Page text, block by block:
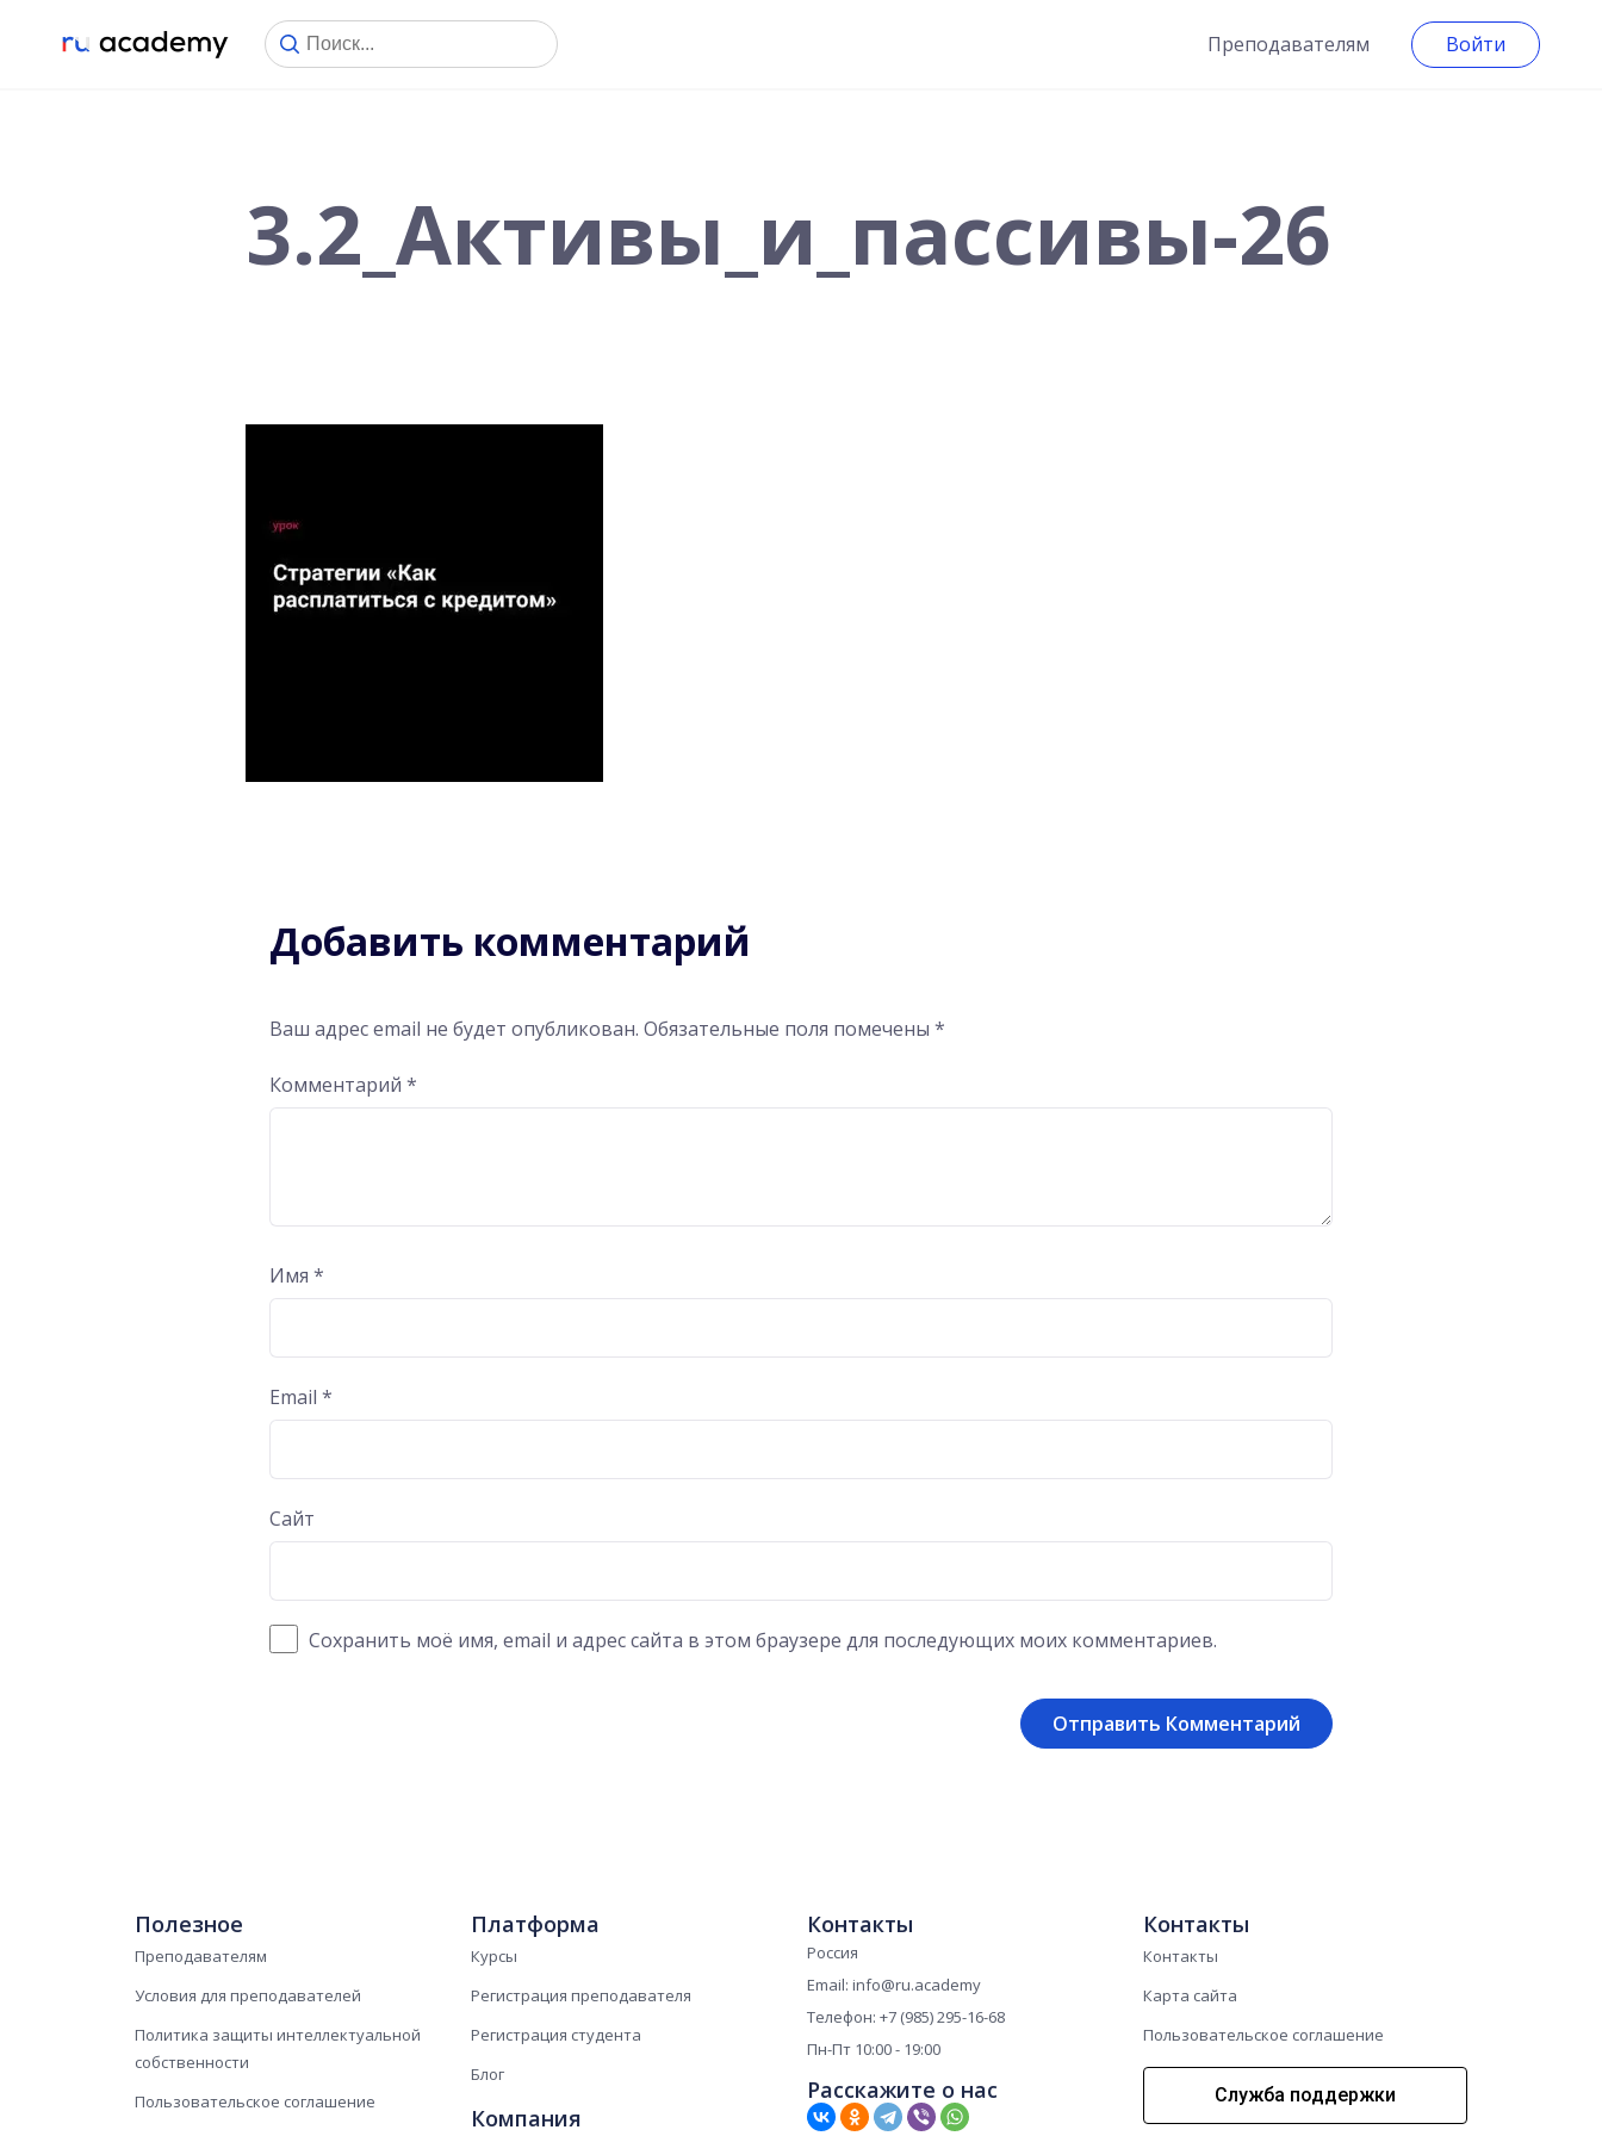
Преподавателям Войти
3.2_Активы_и_пассивы-26
Добавить комментарий
Ваш адрес email не будет опубликован. Обязательные поля помечены*
Комментарий*
Имя*
Email*
Сайт
Сохранить моё имя, email и адрес сайта в этом браузере для последующих моих комментариев.
Полезное
Преподавателям
Условия для преподавателей
Политика защиты интеллектуальной
собственности
Пользовательское соглашение
Платформа
Курсы
Регистрация преподавателя
Регистрация студента
Блог
Компания
Контакты
Россия
Email: info@ru.academy
Телефон: +7 (985) 295-16-68
Пн-Пт 10:00 - 19:00
Расскажите о нас
Контакты
Контакты
Карта сайта
Пользовательское соглашение
Служба поддержки